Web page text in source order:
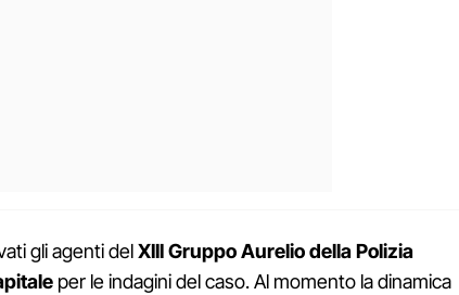
gli agenti delXIII Gruppo Aurelio della Polizia
per le indagini del caso. Al momento la dinamica